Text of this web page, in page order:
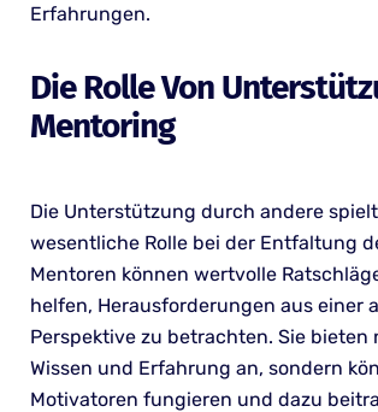
Erfahrungen.
Die Rolle Von
Mentoring
Die Unterstützung durch andere
wesentliche Rolle bei der Entfaltung
Mentoren können wertvolle
helfen, Herausforderungen aus einer
Perspektive zu betrachten. Sie bieten
Wissen und Erfahrung an, sondern
Motivatoren fungieren und dazu